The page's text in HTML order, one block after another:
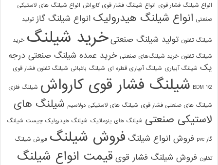
انواع شیلنگ فشار قوی انواع شیلنگ فشار قوی کارواش انواع شیلنگ های لاستیکی
صنعتی انواع شیلنگ هیدرولیک انواع شیلنگ گاز تولید
شیلنگ تفلون تولید شیلنگ صنعتی خرید شیلنگ خرید
شیلنگ تفلون خرید شیلنگ‌های صنعتی خرید عمده شیلنگ صنعتی درجه
یک شیلنگ آبیاری شیلنگ آبیاری قطره ای شیلنگ باغبانی شیلنگ تفلون فشار قوی
1/2 BDM شیلنگ فشار قوی کارواش شیلنگ فلزی
شیلنگ های صنعتی فشار قوی شیلنگ های لاستیکی دولاسیم شیلنگ های
لاستیکی صنعتی شیلنگ های پنوماتیک شیلنگ هیدرولیک چیست شیلنگ
گاز pvc فروش انواع شیلنگ فروش شیلنگ فروش شیلنگ
تفلون فروش شیلنگ فشار قوی قیمت انواع شیلنگ